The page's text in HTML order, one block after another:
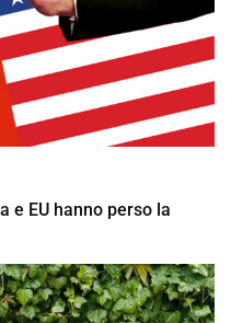
e EU hanno perso la